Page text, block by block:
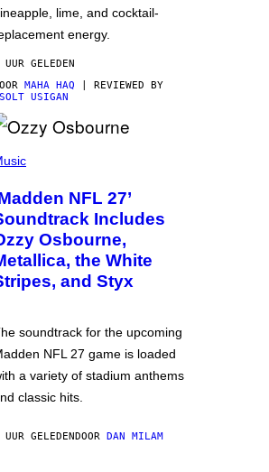
lime, and cocktail-
energy.
UUR GELEDEN
MAHA HAQ | REVIEWED BY
USIGAN
NFL 27’
Includes
Osbourne,
the White
and Styx
soundtrack for the upcoming
NFL 27 game is loaded
a variety of stadium anthems
classic hits.
GELEDENDOOR DAN MILAM